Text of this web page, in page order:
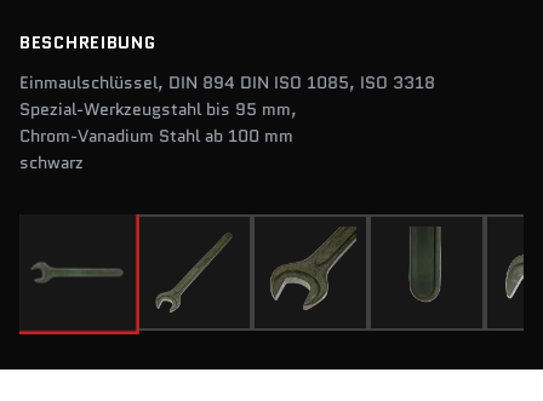
BESCHREIBUNG
Einmaulschlüssel, DIN 894 DIN ISO 1085, ISO 3318
Spezial-Werkzeugstahl bis 95 mm,
Chrom-Vanadium Stahl ab 100 mm
schwarz